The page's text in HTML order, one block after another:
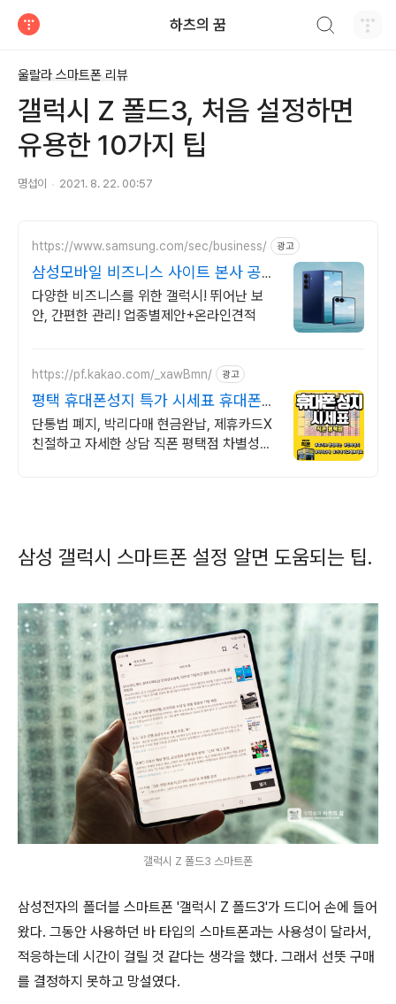
하츠의 꿈
울랄라 스마트폰 리뷰
갤럭시 Z 폴드3, 처음 설정하면
유용한 10가지 팁
명섭이 2021. 8. 22. 00:57
https://www.samsung.com/sec/business/ 광고
삼성모바일 비즈니스 사이트 본사 공식
운영 견적문의
다양한 비즈니스를 위한 갤럭시! 뛰어난 보
안, 간편한 관리! 업종별제안+온라인견적
https://pf.kakao.com/_xawBmn/ 광고
평택 휴대폰성지 특가 시세표 휴대폰성
지 직폰평택점
단통법 폐지, 박리다매 현금완납, 제휴카드X
친절하고 자세한 상담 직폰 평택점 차별성없
삼성 갤럭시 스마트폰 설정 알면 도움되는 팁.
갤럭시 Z 폴드3 스마트폰
삼성전자의 폴더블 스마트폰 '갤럭시 Z 폴드3'가 드디어 손에 들어
왔다. 그동안 사용하던 바 타입의 스마트폰과는 사용성이 달라서,
적응하는데 시간이 걸릴 것 같다는 생각을 했다. 그래서 선뜻 구매
를 결정하지 못하고 망설였다.